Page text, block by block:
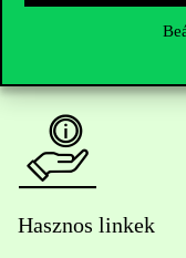
press@uni-
Hasznos linkek